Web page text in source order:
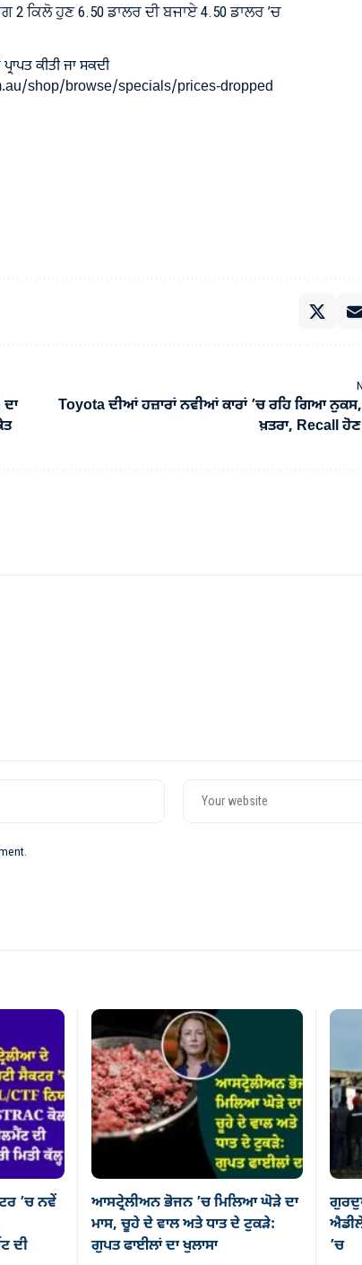
ਕਿਲੋ ਹੁਣ 6.50 ਡਾਲਰ ਦੀ ਬਜਾਏ 4.50 ਡਾਲਰ ’ਚ
ਕੀਤੀ ਜਾ ਸਕਦੀ
shop/browse/specials/prices-dropped
Toyota ਦੀਆਂ ਹਜ਼ਾਰਾਂ ਨਵੀਆਂ ਕਾਰਾਂ ’ਚ ਰਹਿ ਗਿਆ ਨੁਕਸ,
ਖ਼ਤਰਾ, Recall
’ਚ ਨਵੇਂ
ਦੀ
ਆਸਟ੍ਰੇਲੀਅਨ ਭੋਜਨ ’ਚ ਮਿਲਿਆ ਘੋੜੇ ਦਾ
ਮਾਸ, ਚੂਹੇ ਦੇ ਵਾਲ ਅਤੇ ਧਾਤ ਦੇ ਟੁਕੜੇ:
ਗੁਪਤ ਫਾਈਲਾਂ ਦਾ ਖੁਲਾਸਾ
’ਚ